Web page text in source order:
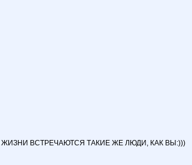
ВСТРЕЧАЮТСЯ ТАКИЕ ЖЕ ЛЮДИ, КАК ВЫ:)))